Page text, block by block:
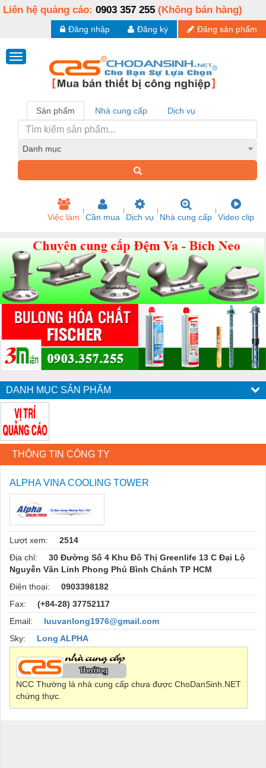
Liên hệ quảng cáo: 0903 357 255 (Không bán hàng)
Đăng sản phẩm
Đăng ký
Đăng nhập
Sản phẩm Nhà cung cấp Dịch vụ
Danh mục
Việc làm Cần mua Dịch vụ Nhà cung cấp Video clip
DANH MỤC SẢN PHẨM
THÔNG TIN CÔNG TY
ALPHA VINA COOLING TOWER
Lượt xem:
2514
Địa chỉ:
30 Đường Số 4 Khu Đô Thị Greenlife 13 C Đại Lộ
Nguyễn Văn Linh Phong Phú Bình Chánh TP HCM
Điện thoại:
0903398182
Fax:
(+84-28) 37752117
Email:
luuvanlong1976@gmail.com
Sky:
Long ALPHA
NCC Thường là nhà cung cấp chưa được ChoDanSinh.NET
chứng thực.